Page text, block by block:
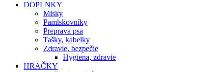
DOPLNKY
Misky
Pamlskovníky
Preprava psa
Tašky, kabelky
Zdravie, bezpečie
Hygiena, zdravie
HRAČKY